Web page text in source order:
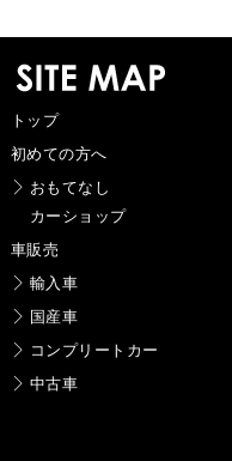
トップ
初めての方へ
おもてなし
カーショップ
車販売
輸入車
国産車
コンプリートカー
中古車